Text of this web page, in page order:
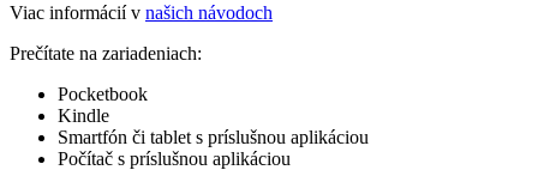
Viac informácií v našich návodoch
Prečítate na zariadeniach:
Pocketbook
Kindle
Smartfón či tablet s príslušnou aplikáciou
Počítač s príslušnou aplikáciou